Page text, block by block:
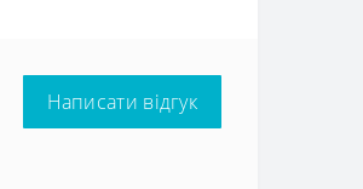
Написати відгук